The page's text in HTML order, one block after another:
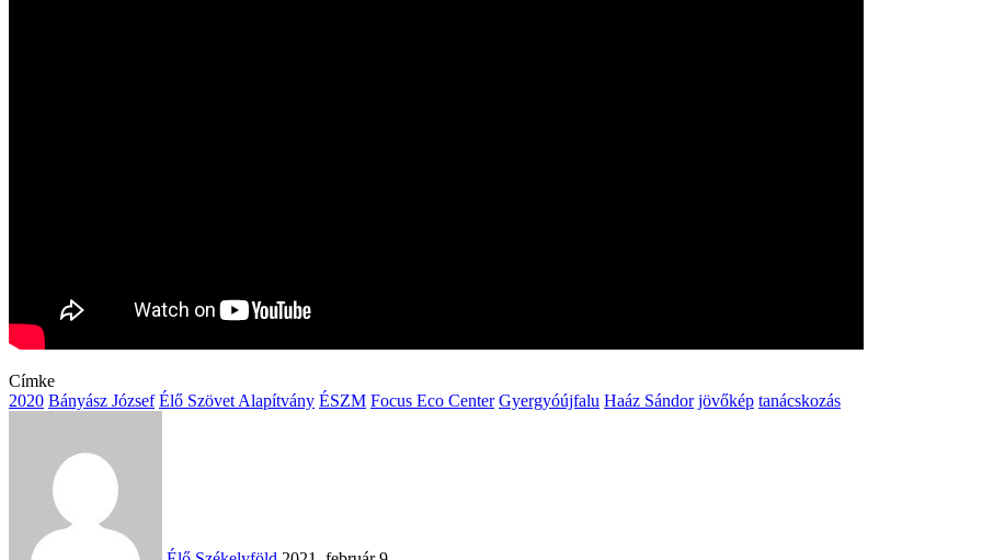
Címke
2020 Bányász József Élő Szövet Alapítvány ÉSZM Focus Eco Center Gyergyóújfalu Haáz Sándor jövőkép tanácskozás